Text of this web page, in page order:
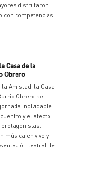
disfrutaron
con competencias
Casa de la
Obrero
la Amistad, la Casa
Obrero se
inolvidable
y el afecto
música en vivo y
teatral de